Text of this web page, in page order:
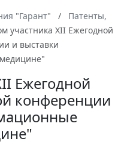
"Гарант"
Патенты,
участника XII Ежегодной
и выставки
Ежегодной
конференции